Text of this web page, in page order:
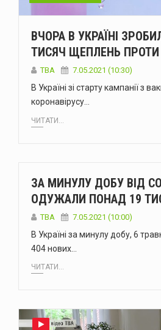
ВЧОРА В УКРАЇНІ
ТИСЯЧ ЩЕПЛЕНЬ ПРОТИ
TBA 7.05.2021 (10:30)
В Україні зі старту кампанії з
коронавірусу…
ЧИТАТИ...
ЗА МИНУЛУ ДОБУ ВІД
ОДУЖАЛИ ПОНАД 19
TBA 7.05.2021 (10:00)
В Україні за минулу добу, 6
404 нових…
ЧИТАТИ...